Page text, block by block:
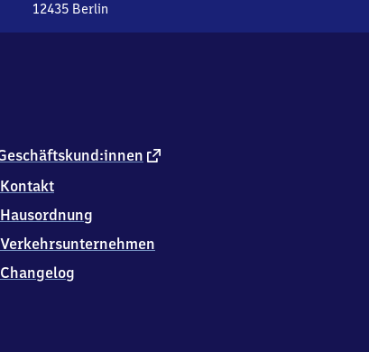
12435 Berlin
4
5
Berlin
externer
Kontakt
Hausordnung
Verkehrsunternehmen
Changelog